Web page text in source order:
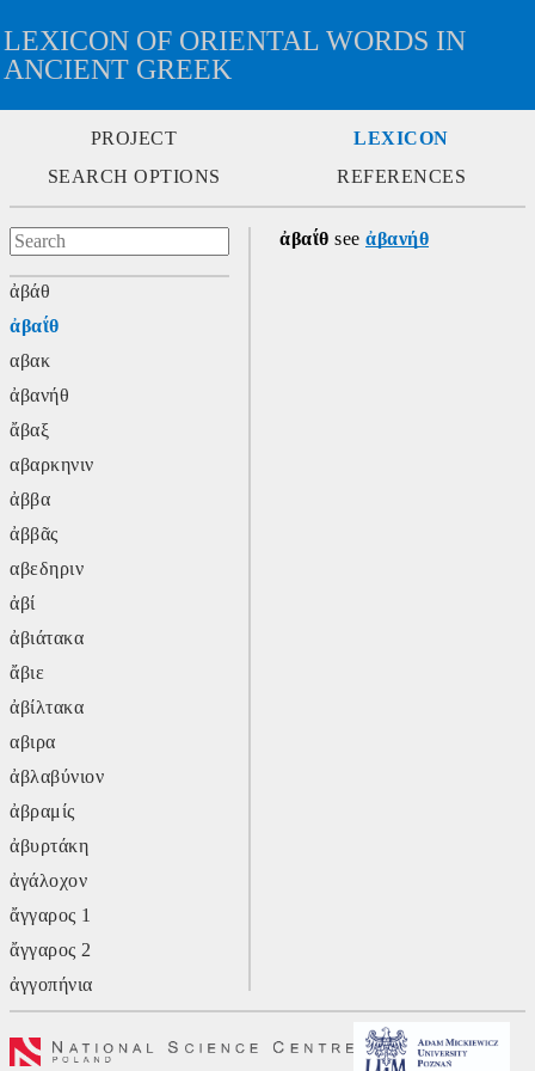
LEXICON OF ORIENTAL WORDS IN
ANCIENT GREEK
PROJECT
LEXICON
SEARCH OPTIONS
REFERENCES
ἀβάθ
ἀβαΐθ
αβακ
ἀβανήθ
ἄβαξ
αβαρκηνιν
ἀββα
ἀββᾶς
αβεδηριν
ἀβί
ἀβιάτακα
ἄβιε
ἀβίλτακα
αβιρα
ἀβλαβύνιον
ἀβραμίς
ἀβυρτάκη
ἀγάλοχον
ἄγγαρος 1
ἄγγαρος 2
ἀγγοπήνια
ἄγλυ
ἄγον
ἀβαΐθ see ἀβανήθ